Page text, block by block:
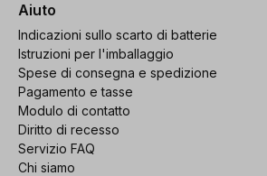
Aiuto
Indicazioni sullo scarto di batterie
Istruzioni per l'imballaggio
Spese di consegna e spedizione
Pagamento e tasse
Modulo di contatto
Diritto di recesso
Servizio FAQ
Chi siamo